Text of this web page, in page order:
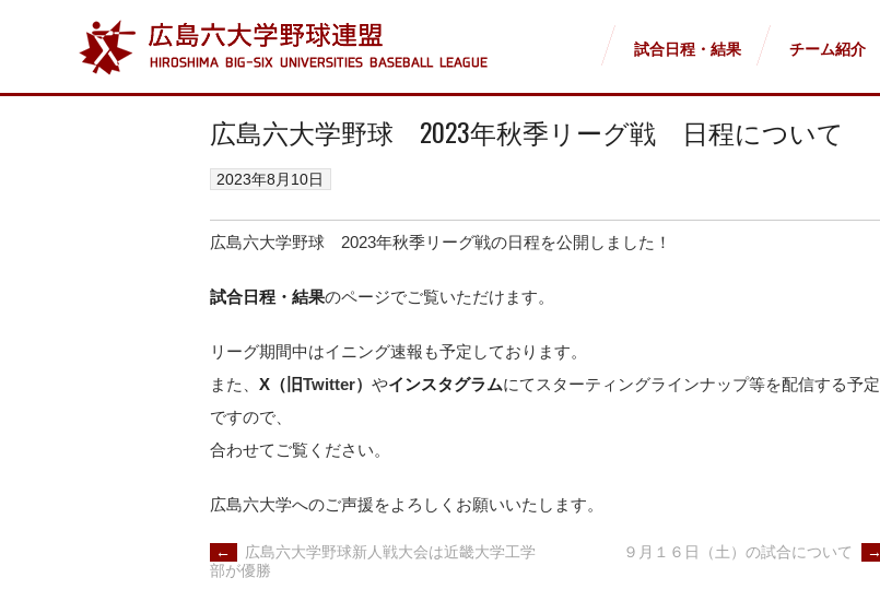
試合日程・結果 チーム紹介
広島六大学野球 2023年秋季リーグ戦 日程について
2023年8月10日
広島六大学野球 2023年秋季リーグ戦の日程を公開しました！
試合日程・結果のページでご覧いただけます。
リーグ期間中はイニング速報も予定しております。
また、 X（旧Twitter） やインスタグラムにてスターティングラインナップ等を配信する予定
ですので、
合わせてご覧ください。
広島六大学へのご声援をよろしくお願いいたします。
POST
NAVIGATION
←
広島六大学野球新人戦大会は近畿大学工学
部が優勝
９月１６日（土）の試合について →